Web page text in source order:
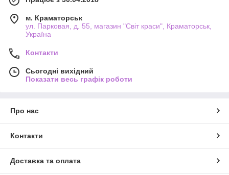
м. Краматорськ
ул. Парковая, д. 55, магазин "Світ краси", Краматорськ,
Україна
Контакти
Сьогодні вихідний
Показати весь графік роботи
Про нас
Контакти
Доставка та оплата